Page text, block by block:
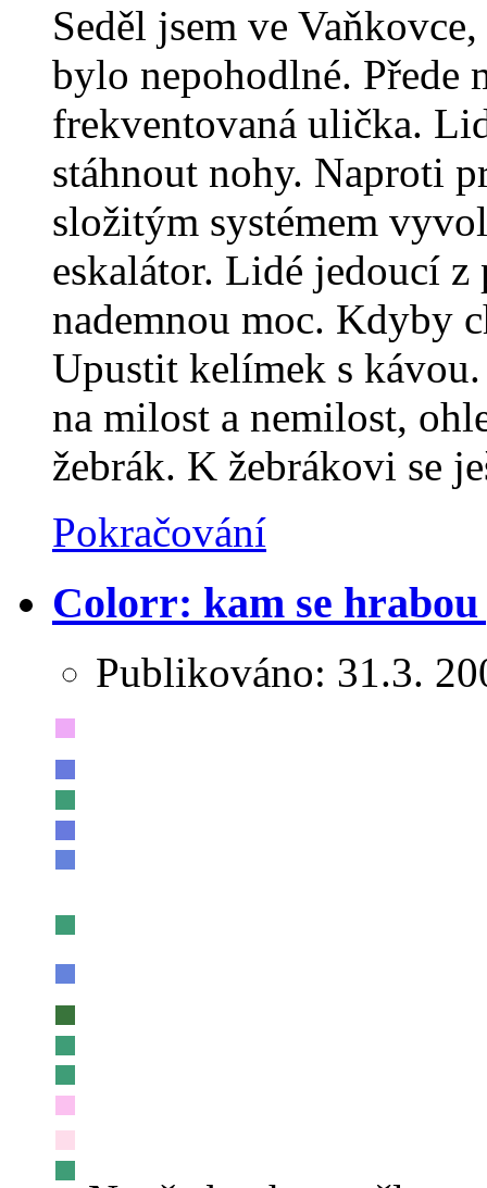
Seděl jsem ve
bylo nepohodlné. Přede
frekventovaná ulička.
stáhnout nohy. Naproti
složitým systémem
eskalátor. Lidé jedoucí
nademnou moc. Kdyby
Upustit kelímek s
na milost a nemilost,
žebrák. K žebrákovi se
Pokračování
Colorr: kam se
Publikováno: 31.3.